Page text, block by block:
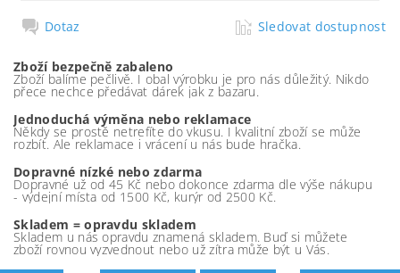
Dotaz Sledovat dostupnost
Zboží bezpečně zabaleno
Zboží balíme pečlivě. I obal výrobku je pro nás důležitý. Nikdo
přece nechce předávat dárek jak z bazaru.
Jednoduchá výměna nebo reklamace
Někdy se prostě netrefíte do vkusu. I kvalitní zboží se může
rozbít. Ale reklamace i vrácení u nás bude hračka.
Dopravné nízké nebo zdarma
Dopravné už od 45 Kč nebo dokonce zdarma dle výše nákupu
- výdejní místa od 1500 Kč, kurýr od 2500 Kč.
Skladem = opravdu skladem
Skladem u nás opravdu znamená skladem. Buď si můžete
zboží rovnou vyzvednout nebo už zítra může být u Vás.